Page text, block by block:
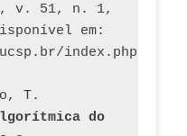
v. 51, n. 1,
em:
do